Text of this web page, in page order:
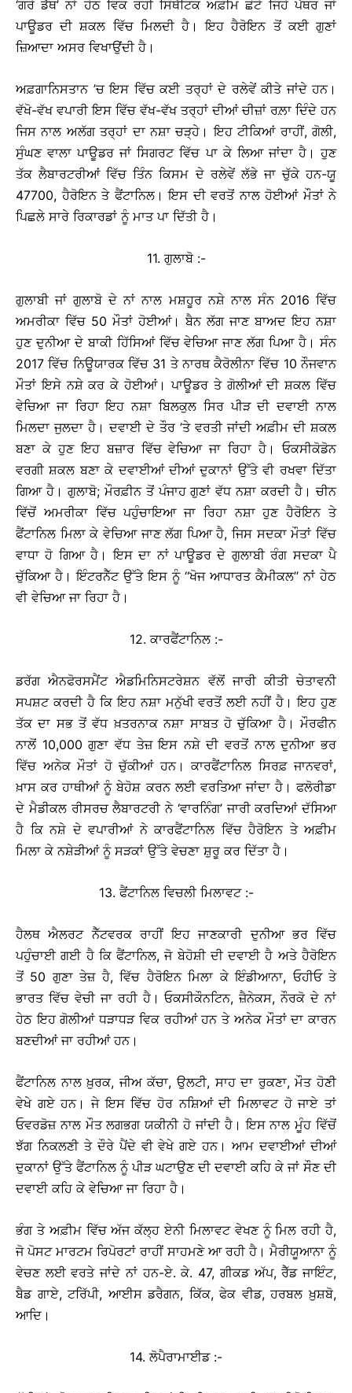
‘ਗਰੇ ਡੈੱਥ’ ਨਾਂ ਹੇਠ ਵਿਕ ਰਹੀ ਸਿੰਥੈਟਿਕ ਅਫ਼ੀਮ ਛੋਟੇ ਜਿਹੇ ਪੱਥਰ ਜਾਂ
ਪਾਊਡਰ ਦੀ ਸ਼ਕਲ ਵਿੱਚ ਮਿਲਦੀ ਹੈ। ਇਹ ਹੈਰੋਇਨ ਤੋਂ ਕਈ ਗੁਣਾਂ
ਜ਼ਿਆਦਾ ਅਸਰ ਵਿਖਾਉਂਦੀ ਹੈ।
ਅਫ਼ਗਾਨਿਸਤਾਨ ’ਚ ਇਸ ਵਿੱਚ ਕਈ ਤਰ੍ਹਾਂ ਦੇ ਰਲੇਵੇਂ ਕੀਤੇ ਜਾਂਦੇ ਹਨ।
ਵੱਖੋ-ਵੱਖ ਵਪਾਰੀ ਇਸ ਵਿੱਚ ਵੱਖ-ਵੱਖ ਤਰ੍ਹਾਂ ਦੀਆਂ ਚੀਜ਼ਾਂ ਰਲ਼ਾ ਦਿੰਦੇ ਹਨ
ਜਿਸ ਨਾਲ ਅਲੱਗ ਤਰ੍ਹਾਂ ਦਾ ਨਸ਼ਾ ਚੜ੍ਹੇ। ਇਹ ਟੀਕਿਆਂ ਰਾਹੀਂ, ਗੋਲੀ,
ਸੁੰਘਣ ਵਾਲਾ ਪਾਊਡਰ ਜਾਂ ਸਿਗਰਟ ਵਿੱਚ ਪਾ ਕੇ ਲਿਆ ਜਾਂਦਾ ਹੈ। ਹੁਣ
ਤੱਕ ਲੈਬਾਰਟਰੀਆਂ ਵਿੱਚ ਤਿੰਨ ਕਿਸਮ ਦੇ ਰਲੇਵੇਂ ਲੱਭੇ ਜਾ ਚੁੱਕੇ ਹਨ-ਯੂ
47700, ਹੈਰੋਇਨ ਤੇ ਫੈਂਟਾਨਿਲ। ਇਸ ਦੀ ਵਰਤੋਂ ਨਾਲ ਹੋਈਆਂ ਮੌਤਾਂ ਨੇ
ਪਿਛਲੇ ਸਾਰੇ ਰਿਕਾਰਡਾਂ ਨੂੰ ਮਾਤ ਪਾ ਦਿੱਤੀ ਹੈ।
11. ਗੁਲਾਬੋ :-
ਗੁਲਾਬੀ ਜਾਂ ਗੁਲਾਬੋ ਦੇ ਨਾਂ ਨਾਲ ਮਸ਼ਹੂਰ ਨਸ਼ੇ ਨਾਲ ਸੰਨ 2016 ਵਿੱਚ
ਅਮਰੀਕਾ ਵਿੱਚ 50 ਮੌਤਾਂ ਹੋਈਆਂ। ਬੈਨ ਲੱਗ ਜਾਣ ਬਾਅਦ ਇਹ ਨਸ਼ਾ
ਹੁਣ ਦੁਨੀਆ ਦੇ ਬਾਕੀ ਹਿੱਸਿਆਂ ਵਿੱਚ ਵੇਚਿਆ ਜਾਣ ਲੱਗ ਪਿਆ ਹੈ। ਸੰਨ
2017 ਵਿੱਚ ਨਿਊਯਾਰਕ ਵਿੱਚ 31 ਤੇ ਨਾਰਥ ਕੈਰੋਲੀਨਾ ਵਿੱਚ 10 ਨੌਜਵਾਨ
ਮੌਤਾਂ ਇਸੇ ਨਸ਼ੇ ਕਰ ਕੇ ਹੋਈਆਂ। ਪਾਊਡਰ ਤੇ ਗੋਲੀਆਂ ਦੀ ਸ਼ਕਲ ਵਿੱਚ
ਵੇਚਿਆ ਜਾ ਰਿਹਾ ਇਹ ਨਸ਼ਾ ਬਿਲਕੁਲ ਸਿਰ ਪੀੜ ਦੀ ਦਵਾਈ ਨਾਲ
ਮਿਲਦਾ ਜੁਲਦਾ ਹੈ। ਦਵਾਈ ਦੇ ਤੌਰ ’ਤੇ ਵਰਤੀ ਜਾਂਦੀ ਅਫ਼ੀਮ ਦੀ ਸ਼ਕਲ
ਬਣਾ ਕੇ ਹੁਣ ਇਹ ਬਜ਼ਾਰ ਵਿੱਚ ਵੇਚਿਆ ਜਾ ਰਿਹਾ ਹੈ। ਓਕਸੀਕੋਡੋਨ
ਵਰਗੀ ਸ਼ਕਲ ਬਣਾ ਕੇ ਦਵਾਈਆਂ ਦੀਆਂ ਦੁਕਾਨਾਂ ਉੱਤੇ ਵੀ ਰਖਵਾ ਦਿੱਤਾ
ਗਿਆ ਹੈ। ਗੁਲਾਬੋ; ਮੌਰਫ਼ੀਨ ਤੋਂ ਪੰਜਾਹ ਗੁਣਾਂ ਵੱਧ ਨਸ਼ਾ ਕਰਦੀ ਹੈ। ਚੀਨ
ਵਿੱਚੋਂ ਅਮਰੀਕਾ ਵਿੱਚ ਪਹੁੰਚਾਇਆ ਜਾ ਰਿਹਾ ਨਸ਼ਾ ਹੁਣ ਹੈਰੋਇਨ ਤੇ
ਫੈਂਟਾਨਿਲ ਮਿਲਾ ਕੇ ਵੇਚਿਆ ਜਾਣ ਲੱਗ ਪਿਆ ਹੈ, ਜਿਸ ਸਦਕਾ ਮੌਤਾਂ ਵਿੱਚ
ਵਾਧਾ ਹੋ ਗਿਆ ਹੈ। ਇਸ ਦਾ ਨਾਂ ਪਾਊਡਰ ਦੇ ਗੁਲਾਬੀ ਰੰਗ ਸਦਕਾ ਪੈ
ਚੁੱਕਿਆ ਹੈ। ਇੰਟਰਨੈੱਟ ਉੱਤੇ ਇਸ ਨੂੰ ‘‘ਖੋਜ ਆਧਾਰਤ ਕੈਮੀਕਲ’’ ਨਾਂ ਹੇਠ
ਵੀ ਵੇਚਿਆ ਜਾ ਰਿਹਾ ਹੈ।
12. ਕਾਰਫੈਂਟਾਨਿਲ :-
ਡਰੱਗ ਐਨਫੋਰਸਮੈਂਟ ਐਡਮਿਨਿਸਟਰੇਸ਼ਨ ਵੱਲੋਂ ਜਾਰੀ ਕੀਤੀ ਚੇਤਾਵਨੀ
ਸਪਸ਼ਟ ਕਰਦੀ ਹੈ ਕਿ ਇਹ ਨਸ਼ਾ ਮਨੁੱਖੀ ਵਰਤੋਂ ਲਈ ਨਹੀਂ ਹੈ। ਇਹ ਹੁਣ
ਤੱਕ ਦਾ ਸਭ ਤੋਂ ਵੱਧ ਖ਼ਤਰਨਾਕ ਨਸ਼ਾ ਸਾਬਤ ਹੋ ਚੁੱਕਿਆ ਹੈ। ਮੌਰਫੀਨ
ਨਾਲੋਂ 10,000 ਗੁਣਾ ਵੱਧ ਤੇਜ਼ ਇਸ ਨਸ਼ੇ ਦੀ ਵਰਤੋਂ ਨਾਲ ਦੁਨੀਆ ਭਰ
ਵਿੱਚ ਅਨੇਕ ਮੌਤਾਂ ਹੋ ਚੁੱਕੀਆਂ ਹਨ। ਕਾਰਫੈਂਟਾਨਿਲ ਸਿਰਫ਼ ਜਾਨਵਰਾਂ,
ਖ਼ਾਸ ਕਰ ਹਾਥੀਆਂ ਨੂੰ ਬੇਹੋਸ਼ ਕਰਨ ਲਈ ਵਰਤਿਆ ਜਾਂਦਾ ਹੈ। ਫਲੋਰੀਡਾ
ਦੇ ਮੈਡੀਕਲ ਰੀਸਰਚ ਲੈਬਾਰਟਰੀ ਨੇ ‘ਵਾਰਨਿੰਗ’ ਜਾਰੀ ਕਰਦਿਆਂ ਦੱਸਿਆ
ਹੈ ਕਿ ਨਸ਼ੇ ਦੇ ਵਪਾਰੀਆਂ ਨੇ ਕਾਰਫੈਂਟਾਨਿਲ ਵਿੱਚ ਹੈਰੋਇਨ ਤੇ ਅਫ਼ੀਮ
ਮਿਲਾ ਕੇ ਨਸ਼ੇੜੀਆਂ ਨੂੰ ਸੜਕਾਂ ਉੱਤੇ ਵੇਚਣਾ ਸ਼ੁਰੂ ਕਰ ਦਿੱਤਾ ਹੈ।
13. ਫੈਂਟਾਨਿਲ ਵਿਚਲੀ ਮਿਲਾਵਟ :-
ਹੈਲਥ ਐਲਰਟ ਨੈੱਟਵਰਕ ਰਾਹੀਂ ਇਹ ਜਾਣਕਾਰੀ ਦੁਨੀਆ ਭਰ ਵਿੱਚ
ਪਹੁੰਚਾਈ ਗਈ ਹੈ ਕਿ ਫੈਂਟਾਨਿਲ, ਜੋ ਬੇਹੋਸ਼ੀ ਦੀ ਦਵਾਈ ਹੈ ਅਤੇ ਹੈਰੋਇਨ
ਤੋਂ 50 ਗੁਣਾ ਤੇਜ਼ ਹੈ, ਵਿੱਚ ਹੈਰੋਇਨ ਮਿਲਾ ਕੇ ਇੰਡੀਆਨਾ, ਓਹੀਓ ਤੇ
ਭਾਰਤ ਵਿੱਚ ਵੇਚੀ ਜਾ ਰਹੀ ਹੈ। ਓਕਸੀਕੌਨਟਿਨ, ਜ਼ੈਨੇਕਸ, ਨੌਰਕੋ ਦੇ ਨਾਂ
ਹੇਠ ਇਹ ਗੋਲੀਆਂ ਧੜਾਧੜ ਵਿਕ ਰਹੀਆਂ ਹਨ ਤੇ ਅਨੇਕ ਮੌਤਾਂ ਦਾ ਕਾਰਨ
ਬਣਦੀਆਂ ਜਾ ਰਹੀਆਂ ਹਨ।
ਫੈਂਟਾਨਿਲ ਨਾਲ ਖ਼ੁਰਕ, ਜੀਅ ਕੱਚਾ, ਉਲਟੀ, ਸਾਹ ਦਾ ਰੁਕਣਾ, ਮੌਤ ਹੋਣੀ
ਵੇਖੇ ਗਏ ਹਨ। ਜੇ ਇਸ ਵਿੱਚ ਹੋਰ ਨਸ਼ਿਆਂ ਦੀ ਮਿਲਾਵਟ ਹੋ ਜਾਏ ਤਾਂ
ਓਵਰਡੋਜ਼ ਨਾਲ ਮੌਤ ਲਗਭਗ ਯਕੀਨੀ ਹੋ ਜਾਂਦੀ ਹੈ। ਇਸ ਨਾਲ ਮੂੰਹ ਵਿੱਚੋਂ
ਝੱਗ ਨਿਕਲਣੀ ਤੇ ਦੌਰੇ ਪੈਂਦੇ ਵੀ ਵੇਖੇ ਗਏ ਹਨ। ਆਮ ਦਵਾਈਆਂ ਦੀਆਂ
ਦੁਕਾਨਾਂ ਉੱਤੇ ਫੈਂਟਾਨਿਲ ਨੂੰ ਪੀੜ ਘਟਾਉਣ ਦੀ ਦਵਾਈ ਕਹਿ ਕੇ ਜਾਂ ਸੌਣ ਦੀ
ਦਵਾਈ ਕਹਿ ਕੇ ਵੇਚਿਆ ਜਾ ਰਿਹਾ ਹੈ।
ਭੰਗ ਤੇ ਅਫ਼ੀਮ ਵਿੱਚ ਅੱਜ ਕੱਲ੍ਹ ਏਨੀ ਮਿਲਾਵਟ ਵੇਖਣ ਨੂੰ ਮਿਲ ਰਹੀ ਹੈ,
ਜੋ ਪੋਸਟ ਮਾਰਟਮ ਰਿਪੋਰਟਾਂ ਰਾਹੀਂ ਸਾਹਮਣੇ ਆ ਰਹੀ ਹੈ। ਮੈਰੀਯੂਆਨਾ ਨੂੰ
ਵੇਚਣ ਲਈ ਵਰਤੇ ਜਾਂਦੇ ਨਾਂ ਹਨ-ਏ. ਕੇ. 47, ਗੀਕਡ ਅੱਪ, ਰੈੱਡ ਜਾਇੰਟ,
ਬੈਡ ਗਾਏ, ਟਰਿੱਪੀ, ਆਈਸ ਡਰੈਗਨ, ਕਿੱਕ, ਫੇਕ ਵੀਡ, ਹਰਬਲ ਖ਼ੁਸ਼ਬੋ,
ਆਦਿ।
14. ਲੋਪੈਰਾਮਾਈਡ :-